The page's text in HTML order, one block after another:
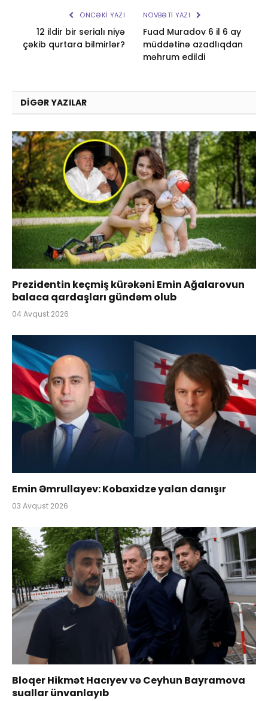
ÖNCƏKI YAZI
12 ildir bir serialı niyə
çəkib qurtara bilmirlər?
NÖVBƏTI YAZI
Fuad Muradov 6 il 6 ay
müddətinə azadlıqdan
məhrum edildi
DIGƏR YAZILAR
Prezidentin keçmiş kürəkəni Emin Ağalarovun
balaca qardaşları gündəm olub
04 Avqust 2026
Emin Əmrullayev: Kobaxidze yalan danışır
03 Avqust 2026
Bloqer Hikmət Hacıyev və Ceyhun Bayramova
suallar ünvanlayıb